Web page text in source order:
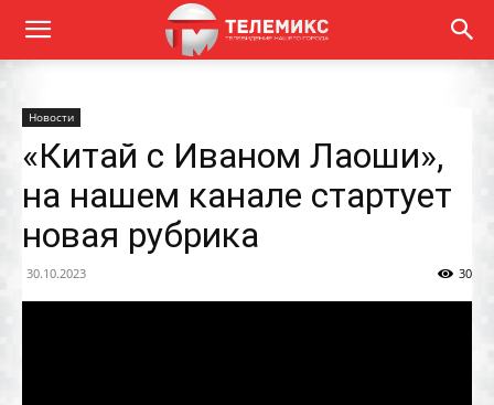
Новости
«Китай с Иваном Лаоши»,
на нашем канале стартует
новая рубрика
30.10.2023 30